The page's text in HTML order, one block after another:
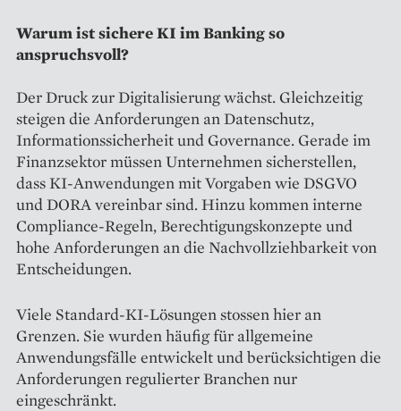
Warum ist sichere KI im Banking so
anspruchsvoll?
Der Druck zur Digitalisierung wächst. Gleichzeitig
steigen die Anforderungen an Datenschutz,
Informationssicherheit und Governance. Gerade im
Finanzsektor müssen Unternehmen sicherstellen,
dass KI-Anwendungen mit Vorgaben wie DSGVO
und DORA vereinbar sind. Hinzu kommen interne
Compliance-Regeln, Berechtigungskonzepte und
hohe Anforderungen an die Nachvollziehbarkeit von
Entscheidungen.
Viele Standard-KI-Lösungen stossen hier an
Grenzen. Sie wurden häufig für allgemeine
Anwendungsfälle entwickelt und berücksichtigen die
Anforderungen regulierter Branchen nur
eingeschränkt.